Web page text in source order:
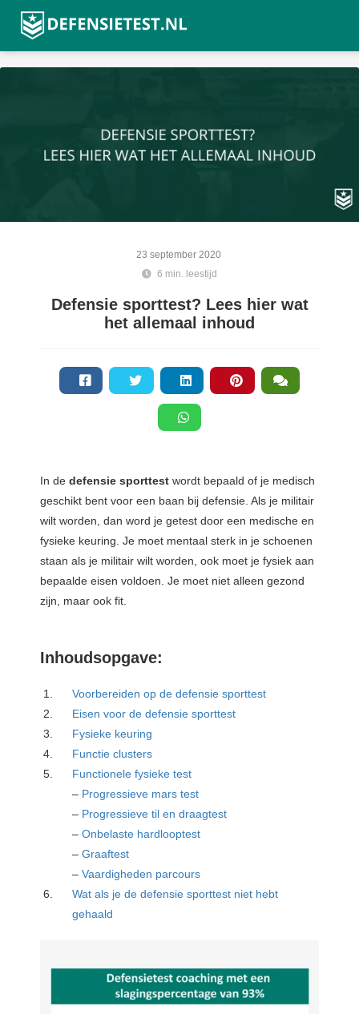
23 september 2020
6 min. leestijd
Defensie sporttest? Lees hier wat
het allemaal inhoud
In de defensie sporttest wordt bepaald of je medisch
geschikt bent voor een baan bij defensie. Als je militair
wilt worden, dan word je getest door een medische en
fysieke keuring. Je moet mentaal sterk in je schoenen
staan als je militair wilt worden, ook moet je fysiek aan
bepaalde eisen voldoen. Je moet niet alleen gezond
zijn, maar ook fit.
Inhoudsopgave:
Voorbereiden op de defensie sporttest
Eisen voor de defensie sporttest
Fysieke keuring
Functie clusters
Functionele fysieke test
– Progressieve mars test
– Progressieve til en draagtest
–Onbelaste hardlooptest
–Graaftest
–Vaardigheden parcours
Wat als je de defensie sporttest niet hebt
gehaald